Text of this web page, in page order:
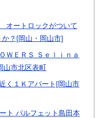
ートロックがついて
？[岡山・岡山市]
ＷＥＲＳ Ｓｅｌｉｎａ
山市北区表町
く１Ｋアパート[岡山市
ト パルフェット島田本